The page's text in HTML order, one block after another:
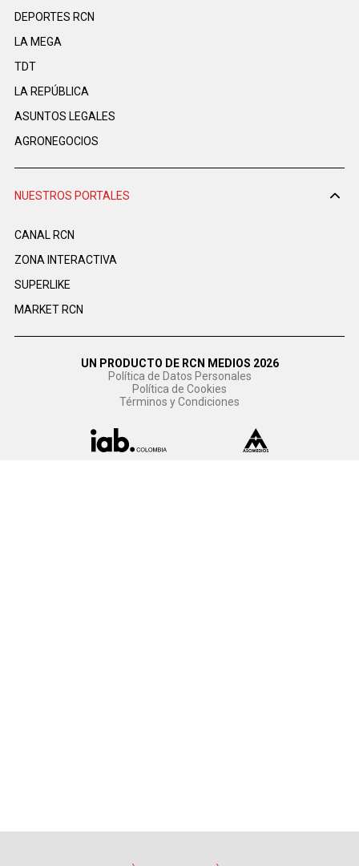
DEPORTES RCN
LA MEGA
TDT
LA REPÚBLICA
ASUNTOS LEGALES
AGRONEGOCIOS
NUESTROS PORTALES
CANAL RCN
ZONA INTERACTIVA
SUPERLIKE
MARKET RCN
UN PRODUCTO DE RCN MEDIOS 2026
Política de Datos Personales
Política de Cookies
Términos y Condiciones